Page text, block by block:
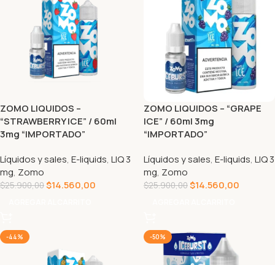
ZOMO LIQUIDOS –
“STRAWBERRY ICE” / 60ml
3mg “IMPORTADO”
Líquidos y sales, E-liquids, LIQ 3
mg, Zomo
$25.900,00$14.560,00
ZOMO LIQUIDOS – “GRAPE
ICE” / 60ml 3mg
“IMPORTADO”
Líquidos y sales, E-liquids, LIQ 3
mg, Zomo
$25.900,00$14.560,00
-44% -50%